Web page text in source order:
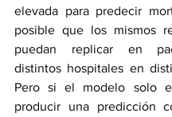
elevada para predecir
posible que los mismos
puedan replicar en
distintos hospitales en
Pero si el modelo solo
producir una predicción